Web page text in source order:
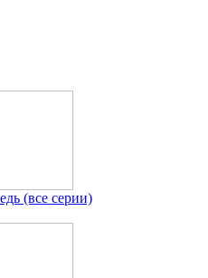
(все серии)